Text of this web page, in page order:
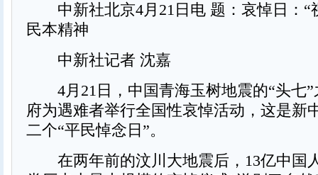
中新社北京4月21日电 题：哀悼日：“
民本精神
中新社记者 沈嘉
4月21日，中国青海玉树地震的“头七”
府为遇难者举行全国性哀悼活动，这是新
二个“平民悼念日”。
在两年前的汶川大地震后，13亿中国